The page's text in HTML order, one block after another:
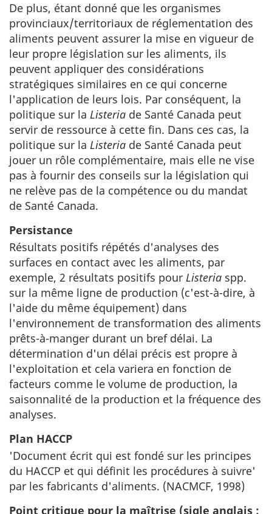
De plus, étant donné que les organismes
provinciaux/territoriaux de réglementation des
aliments peuvent assurer la mise en vigueur de
leur propre législation sur les aliments, ils
peuvent appliquer des considérations
stratégiques similaires en ce qui concerne
l'application de leurs lois. Par conséquent, la
politique sur la Listeria de Santé Canada peut
servir de ressource à cette fin. Dans ces cas, la
politique sur la Listeria de Santé Canada peut
jouer un rôle complémentaire, mais elle ne vise
pas à fournir des conseils sur la législation qui
ne relève pas de la compétence ou du mandat
de Santé Canada.
Persistance
Résultats positifs répétés d'analyses des
surfaces en contact avec les aliments, par
exemple, 2 résultats positifs pour Listeria spp.
sur la même ligne de production (c'est-à-dire, à
l'aide du même équipement) dans
l'environnement de transformation des aliments
prêts-à-manger durant un bref délai. La
détermination d'un délai précis est propre à
l'exploitation et cela variera en fonction de
facteurs comme le volume de production, la
saisonnalité de la production et la fréquence des
analyses.
Plan HACCP
'Document écrit qui est fondé sur les principes
du HACCP et qui définit les procédures à suivre'
par les fabricants d'aliments. (NACMCF, 1998)
Point critique pour la maîtrise (sigle anglais :